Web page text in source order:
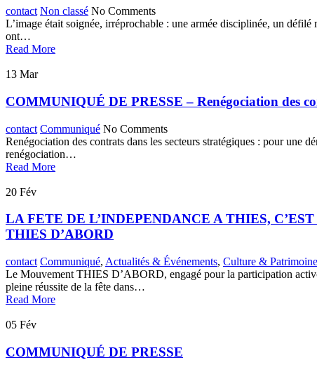
contact Non classé No Comments
L’image était soignée, irréprochable : une armée disciplinée, un
ont…
Read More
13 Mar
COMMUNIQUÉ DE PRESSE – Renégociation des
contact Communiqué No Comments
Renégociation des contrats dans les secteurs stratégiques : pour une
renégociation…
Read More
20 Fév
LA FETE DE L’INDEPENDANCE A THIES,
THIES D’ABORD
contact Communiqué, Actualités & Événements, Culture & Patrimoine
Le Mouvement THIES D’ABORD, engagé pour la participation
pleine réussite de la fête dans…
Read More
05 Fév
​COMMUNIQUÉ DE PRESSE